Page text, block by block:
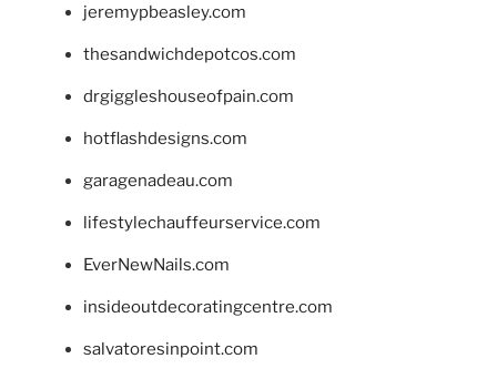
jeremypbeasley.com
thesandwichdepotcos.com
drgiggleshouseofpain.com
hotflashdesigns.com
garagenadeau.com
lifestylechauffeurservice.com
EverNewNails.com
insideoutdecoratingcentre.com
salvatoresinpoint.com